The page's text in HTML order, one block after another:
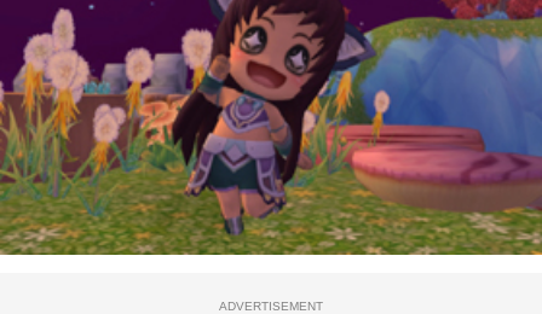
ADVERTISEMENT